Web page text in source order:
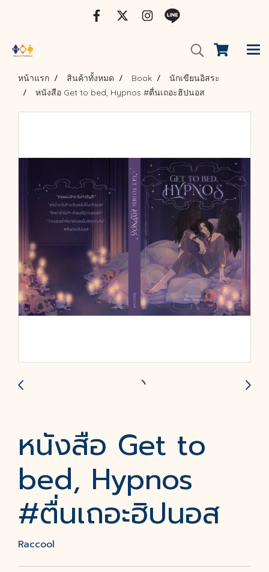
หน้าแรก สินค้าทั้งหมด Book
นักเขียนอิสระ
หนังสือ Get to bed, Hypnos #ตื่นเถอะฮิปนอส
หนังสือ Get to
bed, Hypnos
#ตื่นเถอะฮิปนอส
Raccool